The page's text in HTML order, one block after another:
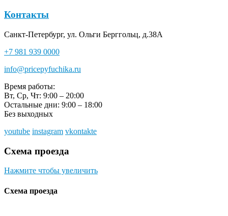
Контакты
Санкт-Петербург, ул. Ольги Берггольц, д.38А
+7 981 939 0000
info@pricepyfuchika.ru
Время работы:
Вт, Ср, Чт: 9:00 – 20:00
Остальные дни: 9:00 – 18:00
Без выходных
youtube instagram vkontakte
Схема проезда
Нажмите чтобы увеличить
Схема проезда